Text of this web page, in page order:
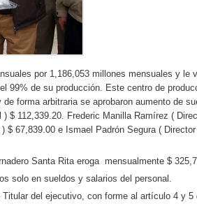
por 1,186,053 millones mensuales y le
99% de su producción. Este centro de
forma arbitraria se aprobaron aumento de
$ 112,339.20. Frederic Manilla Ramírez (
$ 67,839.00 e Ismael Padrón Segura (
Santa Rita eroga mensualmente $
solo en sueldos y salarios del personal.
del ejecutivo, con forme al artículo 4 y 5